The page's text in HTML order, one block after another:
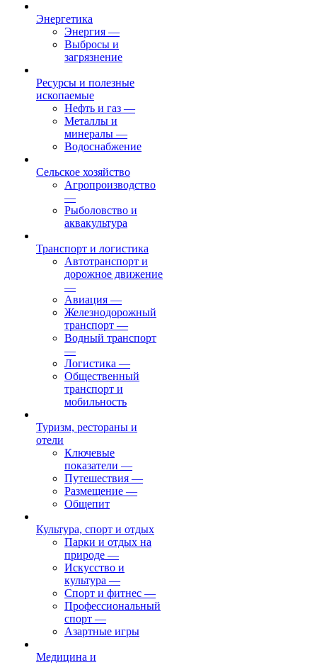
Энергетика
Энергия —
Выбросы и
загрязнение
Ресурсы и полезные
ископаемые
Нефть и газ —
Металлы и
минералы —
Водоснабжение
Сельское хозяйство
Агропроизводство
—
Рыболовство и
аквакультура
Транспорт и логистика
Автотранспорт и
дорожное движение
—
Авиация —
Железнодорожный
транспорт —
Водный транспорт
—
Логистика —
Общественный
транспорт и
мобильность
Туризм, рестораны и
отели
Ключевые
показатели —
Путешествия —
Размещение —
Общепит
Культура, спорт и отдых
Парки и отдых на
природе —
Искусство и
культура —
Спорт и фитнес —
Профессиональный
спорт —
Азартные игры
Медицина и